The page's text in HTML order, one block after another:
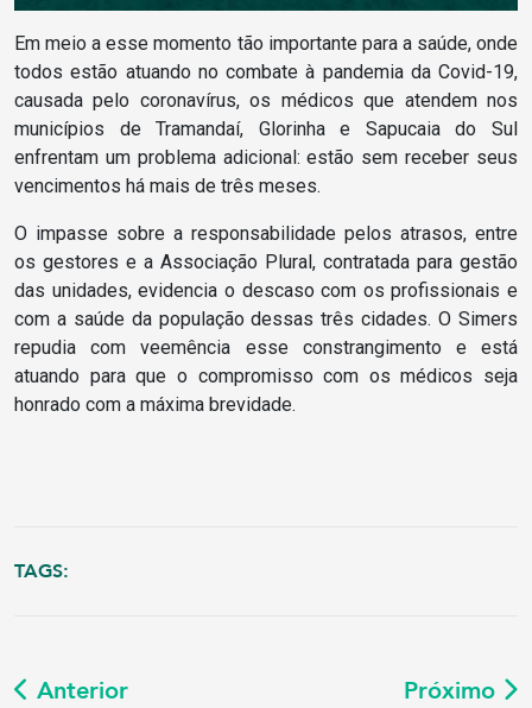
Em meio a esse momento tão importante para a saúde, onde
todos estão atuando no combate à pandemia da Covid-19,
causada pelo coronavírus, os médicos que atendem nos
municípios de Tramandaí, Glorinha e Sapucaia do Sul
enfrentam um problema adicional: estão sem receber seus
vencimentos há mais de três meses.
O impasse sobre a responsabilidade pelos atrasos, entre
os gestores e a Associação Plural, contratada para gestão
das unidades, evidencia o descaso com os profissionais e
com a saúde da população dessas três cidades. O Simers
repudia com veemência esse constrangimento e está
atuando para que o compromisso com os médicos seja
honrado com a máxima brevidade.
TAGS:
Anterior Próximo